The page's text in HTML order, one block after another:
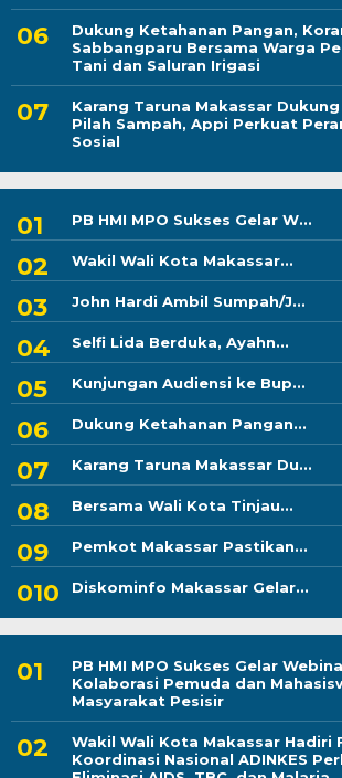
Dukung Ketahanan Pangan,
Sabbangparu Bersama Warga
Tani dan Saluran Irigasi
Karang Taruna Makassar
Pilah Sampah, Appi Perkuat
Sosial
PB HMI MPO Sukses Gelar W...
Wakil Wali Kota Makassar...
John Hardi Ambil Sumpah/J...
Selfi Lida Berduka, Ayahn...
Kunjungan Audiensi ke Bup...
Dukung Ketahanan Pangan...
Karang Taruna Makassar Du...
Bersama Wali Kota Tinjau...
Pemkot Makassar Pastikan...
Diskominfo Makassar Gelar...
PB HMI MPO Sukses Gelar
Kolaborasi Pemuda dan
Masyarakat Pesisir
Wakil Wali Kota Makassar Hadiri
Koordinasi Nasional ADINKES